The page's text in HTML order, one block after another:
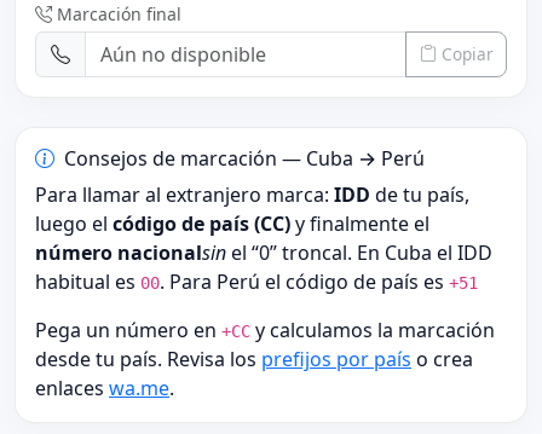
Marcación final
Copiar
Consejos de marcación — Cuba → Perú
Para llamar al extranjero marca: IDD de tu país,
luego el código de país (CC)y finalmente el
número nacionalsinel “0” troncal. En Cuba el IDD
habitual es 00. Para Perú el código de país es +51
Pega un número en +CC y calculamos la marcación
desde tu país. Revisa los prefijos por país o crea
enlaces wa.me.